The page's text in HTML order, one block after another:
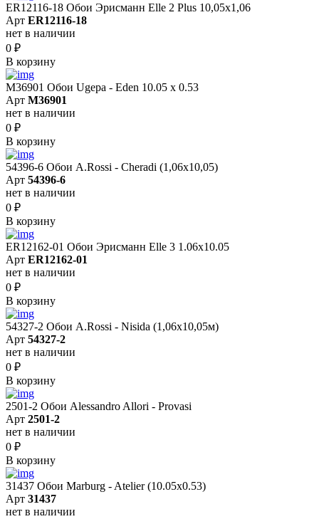
ER12116-18 Обои Эрисманн Elle 2 Plus 10,05x1,06
Арт ER12116-18
нет в наличии
0 ₽
В корзину
M36901 Обои Ugepa - Eden 10.05 х 0.53
Арт M36901
нет в наличии
0 ₽
В корзину
54396-6 Обои A.Rossi - Cheradi (1,06x10,05)
Арт 54396-6
нет в наличии
0 ₽
В корзину
ER12162-01 Обои Эрисманн Elle 3 1.06x10.05
Арт ER12162-01
нет в наличии
0 ₽
В корзину
54327-2 Обои A.Rossi - Nisida (1,06x10,05м)
Арт 54327-2
нет в наличии
0 ₽
В корзину
2501-2 Обои Alessandro Allori - Provasi
Арт 2501-2
нет в наличии
0 ₽
В корзину
31437 Обои Marburg - Atelier (10.05х0.53)
Арт 31437
нет в наличии